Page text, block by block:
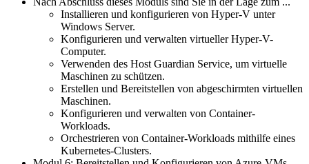
Installieren und konfigurieren von Hyper-V unter
Windows Server.
Konfigurieren und verwalten virtueller Hyper-V-
Computer.
Verwenden des Host Guardian Service, um virtuelle
Maschinen zu schützen.
Erstellen und Bereitstellen von abgeschirmten virtuellen
Maschinen.
Konfigurieren und verwalten von Container-
Workloads.
Orchestrieren von Container-Workloads mithilfe eines
Kubernetes-Clusters.